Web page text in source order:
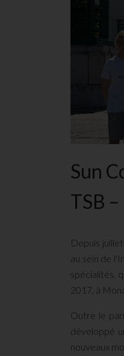
Sun
TSB
Depuis
au sein de
spécialités,
2017, à
Outre le
développé
nouveaux